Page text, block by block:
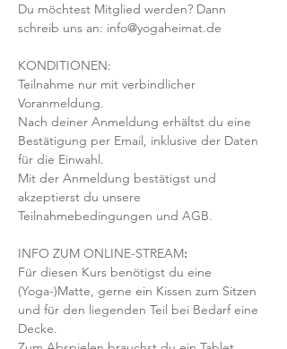
Du möchtest Mitglied werden? Dann
schreib uns an: info@yogaheimat.de
KONDITIONEN:
Teilnahme nur mit verbindlicher
Voranmeldung.
Nach deiner Anmeldung erhältst du eine
Bestätigung per Email, inklusive der Daten
für die Einwahl.
Mit der Anmeldung bestätigst und
akzeptierst du unsere
Teilnahmebedingungen und AGB.
INFO ZUM ONLINE-STREAM:
Für diesen Kurs benötigst du eine
(Yoga-)Matte, gerne ein Kissen zum Sitzen
und für den liegenden Teil bei Bedarf eine
Decke.